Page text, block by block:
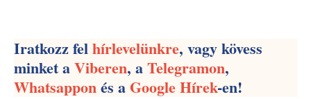
Iratkozz felhírlevelünkre, vagy kövess
minket aViberen, aTelegramon,
Whatsapponés aGoogle Hírek-en!